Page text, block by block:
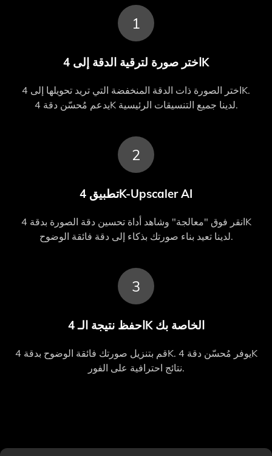
1
اختر صورة لترقية الدقة إلى 4K
اختر الصورة ذات الدقة المنخفضة التي تريد تحويلها إلى 4K.
يدعم مُحسّن دقة 4K لدينا جميع التنسيقات الرئيسية.
2
تطبيق 4K-Upscaler AI
انقر فوق "معالجة" وشاهد أداة تحسين دقة الصورة بدقة 4K
لدينا تعيد بناء صورتك بذكاء إلى دقة فائقة الوضوح.
3
احفظ نتيجة الـ 4K الخاصة بك
قم بتنزيل صورتك فائقة الوضوح بدقة 4K. يوفر مُحسّن دقة 4K
نتائج احترافية على الفور.